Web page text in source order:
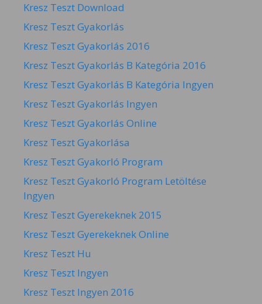
Kresz Teszt Download
Kresz Teszt Gyakorlás
Kresz Teszt Gyakorlás 2016
Kresz Teszt Gyakorlás B Kategória 2016
Kresz Teszt Gyakorlás B Kategória Ingyen
Kresz Teszt Gyakorlás Ingyen
Kresz Teszt Gyakorlás Online
Kresz Teszt Gyakorlása
Kresz Teszt Gyakorló Program
Kresz Teszt Gyakorló Program Letöltése
Ingyen
Kresz Teszt Gyerekeknek 2015
Kresz Teszt Gyerekeknek Online
Kresz Teszt Hu
Kresz Teszt Ingyen
Kresz Teszt Ingyen 2016